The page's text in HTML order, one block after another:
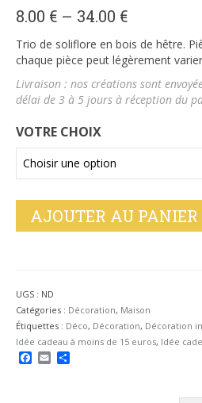
8.00 € – 34.00 €
Trio de soliflore en bois de hêtre.
chaque pièce peut légèrement
Livraison : nos créations sont
délai de 3 à 5 jours à réception du
VOTRE CHOIX
AJOUTER AU PANIER
UGS : ND
Catégories : Décoration, Maison
Étiquettes : Déco, Décoration, Décoration
Idée cadeau à moins de 15 euros, Idée
Facebook
Email